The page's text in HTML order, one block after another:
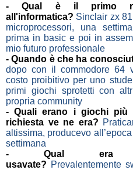
- Qual è il primo
all'informatica? Sinclair zx
microprocessori, una
prima in basic e poi in
mio futuro professionale
- Quando è che ha
dopo con il
commodore 64
costo proibitivo per uno
primi giochi sprotetti con
propria community
- Quali erano i giochi più
richiesta ve ne era?
altissima, producevo
settimana
- Qual era
usavate? Prevalentemente